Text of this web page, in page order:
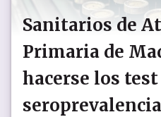
Sanitarios de
Primaria de
hacerse los test